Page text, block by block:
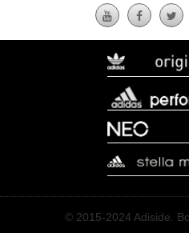
© 2015-2024 Adiside.